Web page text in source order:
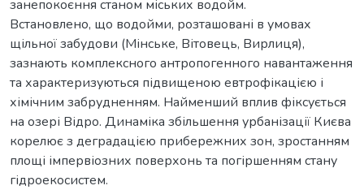
занепокоєння станом міських водойм.
Встановлено, що водойми, розташовані в умовах
щільної забудови (Мінське, Вітовець, Вирлиця),
зазнають комплексного антропогенного навантаження
та характеризуються підвищеною евтрофікацією і
хімічним забрудненням. Найменший вплив фіксується
на озері Відро. Динаміка збільшення урбанізації Києва
корелює з деградацією прибережних зон, зростанням
площі імпервіозних поверхонь та погіршенням стану
гідроекосистем.